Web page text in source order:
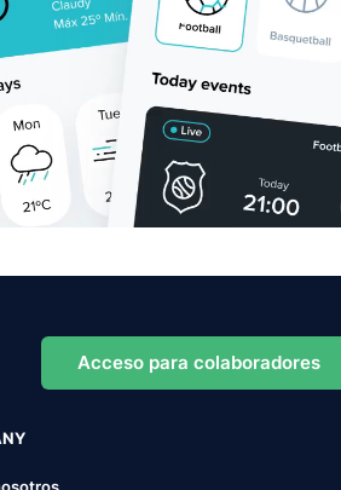
Acceso para colaboradores